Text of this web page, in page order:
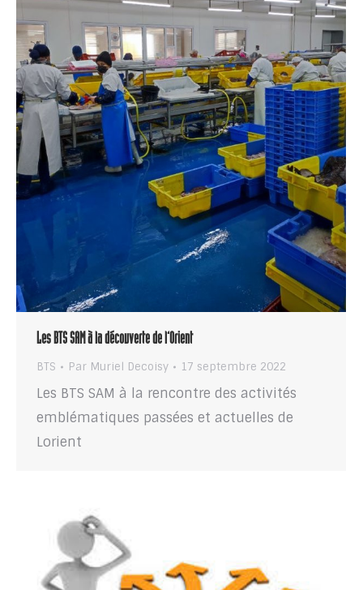
Les BTS SAM à la découverte de l’Orient
BTS Par Muriel Decoisy 17 septembre 2022
Les BTS SAM à la rencontre des activités
emblématiques passées et actuelles de
Lorient